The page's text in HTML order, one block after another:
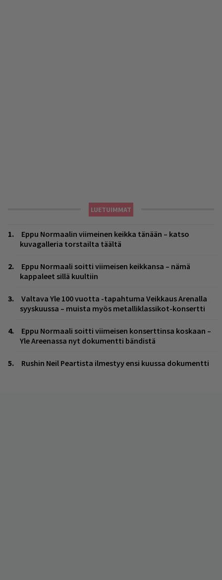
LUETUIMMAT
Eppu Normaalin viimeinen keikka tänään – katso
kuvagalleria torstailta täältä
Eppu Normaali soitti viimeisen keikkansa – nämä
kappaleet sillä kuultiin
Valtava Yle 100 vuotta -tapahtuma Veikkaus Arenalla
syyskuussa – muista myös metalliklassikot-konsertti
Eppu Normaali soitti viimeisen konserttinsa koskaan –
Yle Areenassa nyt dokumentti bändistä
Rushin Neil Peartista ilmestyy ensi kuussa dokumentti